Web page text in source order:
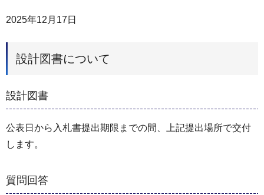
2025年12月17日
設計図書について
設計図書
公表日から入札書提出期限までの間、上記提出場所で交付
します。
質問回答